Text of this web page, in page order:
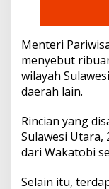
Menteri
menyebut
wilayah
daerah lain.
Rincian yang
Sulawesi Utara,
dari Wakatobi
Selain itu,